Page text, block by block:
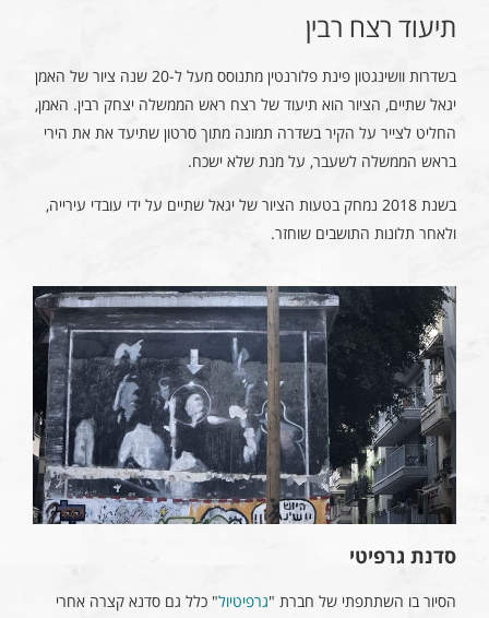
תיעוד רצח רבין
בשדרות וושינגטון פינת פלורנטין מתנוסס מעל ל-20 שנה ציור של האמן
יגאל שתיים, הציור הוא תיעוד של רצח ראש הממשלה יצחק רבין. האמן,
החליט לצייר על הקיר בשדרה תמונה מתוך סרטון שתיעד את את הירי
בראש הממשלה לשעבר, על מנת שלא ישכח.
בשנת 2018 נמחק בטעות הציור של יגאל שתיים על ידי עובדי עירייה,
ולאחר תלונות התושבים שוחזר.
סדנת גרפיטי
הסיור בו השתתפתי של חברת "גרפיטיול" כלל גם סדנא קצרה אחרי